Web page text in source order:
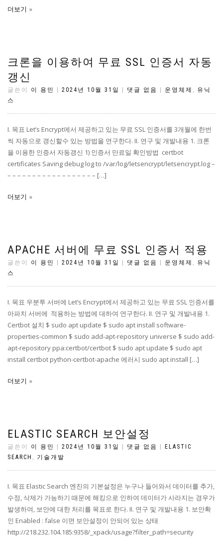
더보기
크론을 이용하여 무료 SSL 인증서 자동
갱신
글쓴이 이 용민 2024년 10월 31일 댓글 없음 운영체제 , 유닉
스
I. 목표 Let’s Encrypt에서 제공하고 있는 무료 SSL 인증서를 3개월에 한번
씩 자동으로 갱신할수 있는 방법을 연구한다. II. 연구 및 개발내용 1. 크론
을 이용한 인증서 자동갱신 1) 인증서 만료일 확인방법 certbot
certificates Saving debug log to /var/log/letsencrypt/letsencrypt.log –
– – – – – – – – – – – – – – – – – – […]
더보기
APACHE 서버에 무료 SSL 인증서 적용
글쓴이 이 용민 2024년 10월 31일 댓글 없음 운영체제 , 유닉
스
I. 목표 우분투 서버에 Let’s Encrypt에서 제공하고 있는 무료 SSL 인증서를
아파치 서버에 적용하는 방법에 대하여 연구한다. II. 연구 및 개발내용 1.
Certbot 설치 $ sudo apt update $ sudo apt install software-
properties-common $ sudo add-apt-repository universe $ sudo add-
apt-repository ppa:certbot/certbot $ sudo apt update $ sudo apt
install certbot python-certbot-apache 에러시 sudo apt install […]
더보기
ELASTIC SEARCH 보안설정
글쓴이 이 용민 2024년 10월 31일 댓글 없음
ELASTIC
SEARCH , 기술개발
I. 목표 Elastic Search 엔진의 기본설정은 누구나 들어와서 데이터를 추가,
수정, 삭제가 가능하기 때문에 해킹으로 인하여 데이터가 사라지는 경우가
발생하여, 보안에 대한 처리를 목표로 한다. II. 연구 및 개발내용 1. 보안확
인 Enabled : false 이면 보안설정이 안되어 있는 상태
http://218.232.104.185:9358/_xpack/usage?filter_path=security